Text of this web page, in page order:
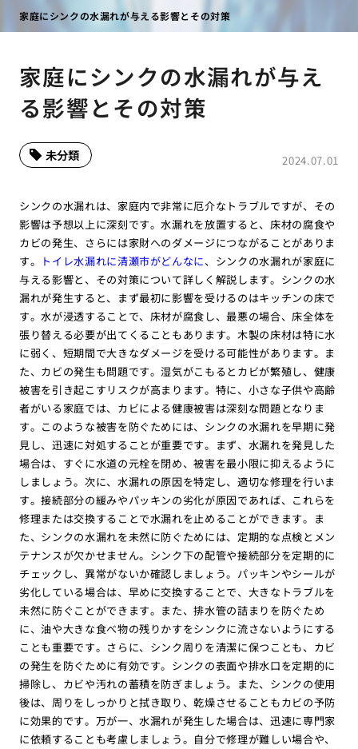
家庭にシンクの水漏れが与える影響とその対策
家庭にシンクの水漏れが与え
る影響とその対策
2024.07.01
未分類
シンクの水漏れは、家庭内で非常に厄介なトラブルですが、その
影響は予想以上に深刻です。水漏れを放置すると、床材の腐食や
カビの発生、さらには家財へのダメージにつながることがありま
す。
トイレ水漏れに清瀬市がどんなに、シンクの水漏れが家庭に
与える影響と、その対策について詳しく解説します。シンクの水
漏れが発生すると、まず最初に影響を受けるのはキッチンの床で
す。水が浸透することで、床材が腐食し、最悪の場合、床全体を
張り替える必要が出てくることもあります。木製の床材は特に水
に弱く、短期間で大きなダメージを受ける可能性があります。ま
た、カビの発生も問題です。湿気がこもるとカビが繁殖し、健康
被害を引き起こすリスクが高まります。特に、小さな子供や高齢
者がいる家庭では、カビによる健康被害は深刻な問題となりま
す。このような被害を防ぐためには、シンクの水漏れを早期に発
見し、迅速に対処することが重要です。まず、水漏れを発見した
場合は、すぐに水道の元栓を閉め、被害を最小限に抑えるように
しましょう。次に、水漏れの原因を特定し、適切な修理を行いま
す。接続部分の緩みやパッキンの劣化が原因であれば、これらを
修理または交換することで水漏れを止めることができます。ま
た、シンクの水漏れを未然に防ぐためには、定期的な点検とメン
テナンスが欠かせません。シンク下の配管や接続部分を定期的に
チェックし、異常がないか確認しましょう。パッキンやシールが
劣化している場合は、早めに交換することで、大きなトラブルを
未然に防ぐことができます。また、排水管の詰まりを防ぐため
に、油や大きな食べ物の残りかすをシンクに流さないようにする
ことも重要です。さらに、シンク周りを清潔に保つことも、カビ
の発生を防ぐために有効です。シンクの表面や排水口を定期的に
掃除し、カビや汚れの蓄積を防ぎましょう。また、シンクの使用
後は、周りをしっかりと拭き取り、乾燥させることもカビの予防
に効果的です。万が一、水漏れが発生した場合は、迅速に専門家
に依頼することも考慮しましょう。自分で修理が難しい場合や、